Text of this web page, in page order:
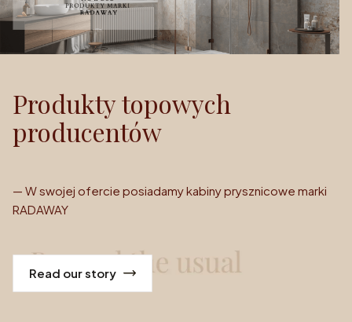
Produkty topowych
producentów
— W swojej ofercie posiadamy kabiny prysznicowe marki
RADAWAY
Read our story